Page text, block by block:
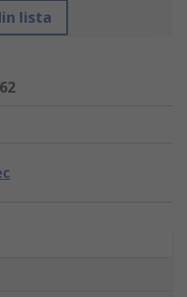
lista